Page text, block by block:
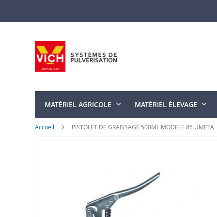
contenu
MATÉRIEL AGRICOLE MATÉRIEL ÉLEVAGE
Accueil PISTOLET DE GRAISSAGE 500ML MODELE 85 UMETA